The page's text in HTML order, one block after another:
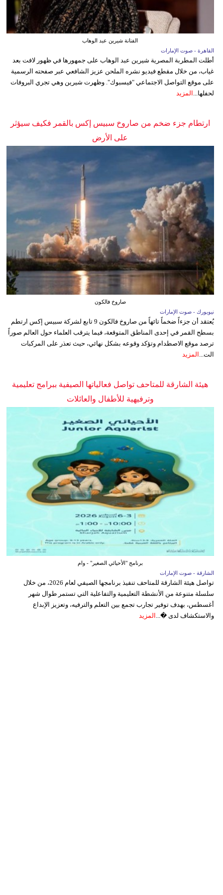
الفنانة شيرين عبد الوهاب
القاهرة - صوت الإمارات
أطلت المطربة المصرية شيرين عبد الوهاب على جمهورها في ظهور لافت بعد
غياب، من خلال مقطع فيديو نشره الملحن عزيز الشافعي عبر صفحته الرسمية
على موقع التواصل الاجتماعي "فيسبوك". وظهرت شيرين وهي تجري البروفات
لحفلها... المزيد
ارتطام جزء ضخم من صاروخ سبيس إكس بالقمر فكيف سيؤثر
على الأرض
صاروخ فالكون
نيويورك - صوت الإمارات
يُعتقد أن جزءاً ضخماً تائهاً من صاروخ فالكون 9 تابع لشركة سبيس إكس ارتطم
بسطح القمر في إحدى المناطق المتوقعة، فيما يترقب العلماء حول العالم صوراً
ترصد موقع الاصطدام وتؤكد وقوعه بشكل نهائي، حيث تعذر على المركبات
الت...
المزيد
هيئة الشارقة للمتاحف تواصل فعالياتها الصيفية ببرامج تعليمية
وترفيهية للأطفال والعائلات
برنامج "الأحيائي الصغير" - وام
الشارقة - صوت الإمارات
تواصل هيئة الشارقة للمتاحف تنفيذ برنامجها الصيفي لعام 2026، من خلال
سلسلة متنوعة من الأنشطة التعليمية والتفاعلية التي تستمر طوال شهر
أغسطس، بهدف توفير تجارب تجمع بين التعلم والترفيه، وتعزيز الإبداع
والاستكشاف لدى �... المزيد